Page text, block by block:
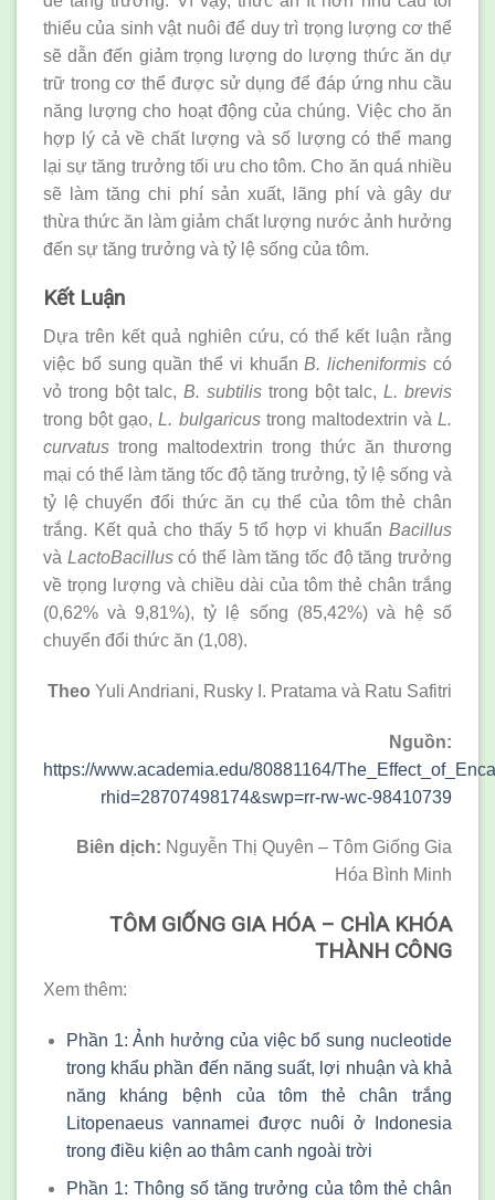
thiểu của sinh vật nuôi để duy trì trọng lượng cơ thể
sẽ dẫn đến giảm trọng lượng do lượng thức ăn dự
trữ trong cơ thể được sử dụng để đáp ứng nhu cầu
năng lượng cho hoạt động của chúng. Việc cho ăn
hợp lý cả về chất lượng và số lượng có thể mang
lại sự tăng trưởng tối ưu cho tôm. Cho ăn quá nhiều
sẽ làm tăng chi phí sản xuất, lãng phí và gây dư
thừa thức ăn làm giảm chất lượng nước ảnh hưởng
đến sự tăng trưởng và tỷ lệ sống của tôm.
Kết Luận
Dựa trên kết quả nghiên cứu, có thể kết luận rằng
việc bổ sung quần thể vi khuẩnB. licheniformis có
vỏ trong bột talc,B. subtilis trong bột talc,L. brevis
trong bột gạo,L. bulgaricustrong maltodextrin và L.
curvatus trong maltodextrin trong thức ăn thương
mại có thể làm tăng tốc độ tăng trưởng, tỷ lệ sống và
tỷ lệ chuyển đổi thức ăn cụ thể của tôm thẻ chân
trắng. Kết quả cho thấy 5 tổ hợp vi khuẩn Bacillus
và LactoBacilluscó thể làm tăng tốc độ tăng trưởng
về trọng lượng và chiều dài của tôm thẻ chân trắng
(0,62% và 9,81%), tỷ lệ sống (85,42%) và hệ số
chuyển đổi thức ăn (1,08).
Theo Yuli Andriani, Rusky I. Pratama và Ratu Safitri
Nguồn:
https://www.academia.edu/80881164/
rhid=28707498174&swp=rr-rw-wc-98410739
Biên dịch: Nguyễn Thị Quyên – Tôm Giống Gia
Hóa Bình Minh
TÔM GIỐNG GIA HÓA – CHÌA KHÓA
THÀNH CÔNG
Xem thêm:
Phần 1: Ảnh hưởng của việc bổ sung nucleotide
trong khẩu phần đến năng suất, lợi nhuận và khả
năng kháng bệnh của tôm thẻ chân trắng
Litopenaeus vannamei được nuôi ở Indonesia
trong điều kiện ao thâm canh ngoài trời
Phần 1: Thông số tăng trưởng của tôm thẻ chân